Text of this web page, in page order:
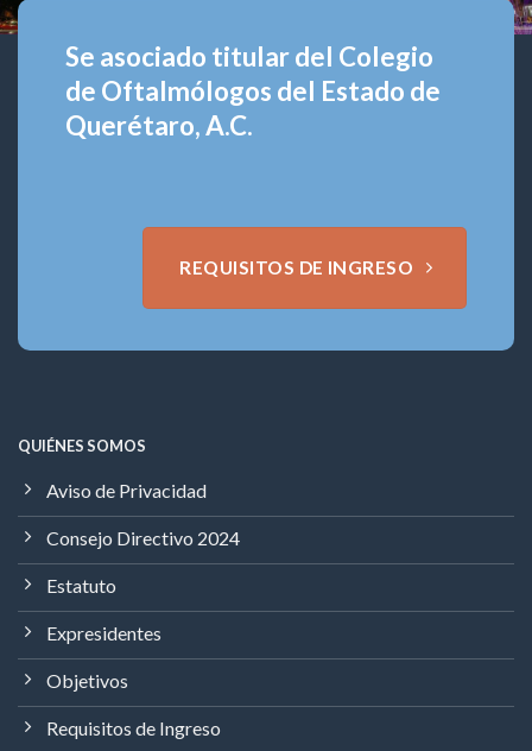
Se asociado titular del Colegio
de Oftalmólogos del Estado de
Querétaro, A.C.
REQUISITOS DE INGRESO
QUIÉNES SOMOS
Aviso de Privacidad
Consejo Directivo 2024
Estatuto
Expresidentes
Objetivos
Requisitos de Ingreso